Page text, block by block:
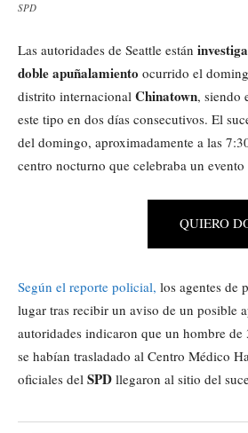
SPD
Las autoridades de Seattle están
doble apuñalamiento ocurrido el
distrito internacional Chinatown, siendo
este tipo en dos días consecutivos. El
del domingo, aproximadamente a las
centro nocturno que celebraba un
QUIERO
Según el reporte policial, los agentes de
lugar tras recibir un aviso de un posible
autoridades indicaron que un hombre
se habían trasladado al Centro Médico
oficiales del SPD llegaron al sitio del